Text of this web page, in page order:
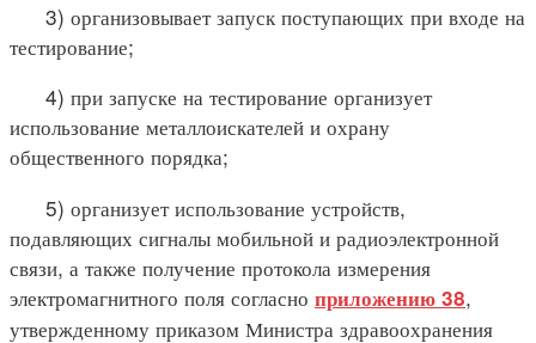
3) организовывает запуск поступающих при входе на
тестирование;
4) при запуске на тестирование организует
использование металлоискателей и охрану
общественного порядка;
5) организует использование устройств,
подавляющих сигналы мобильной и радиоэлектронной
связи, а также получение протокола измерения
электромагнитного поля согласно приложению 38,
утвержденному приказом Министра здравоохранения